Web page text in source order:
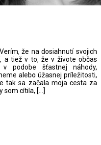
že na dosiahnutí svojich
a tiež v to, že v živote občas
podobe šťastnej náhody,
alebo úžasnej príležitosti,
tak sa začala moja cesta za
som cítila, […]